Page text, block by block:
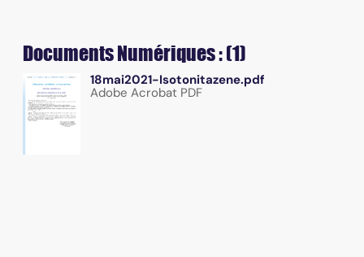
Documents Numériques : (1)
18mai2021-Isotonitazene.pdf
Adobe Acrobat PDF